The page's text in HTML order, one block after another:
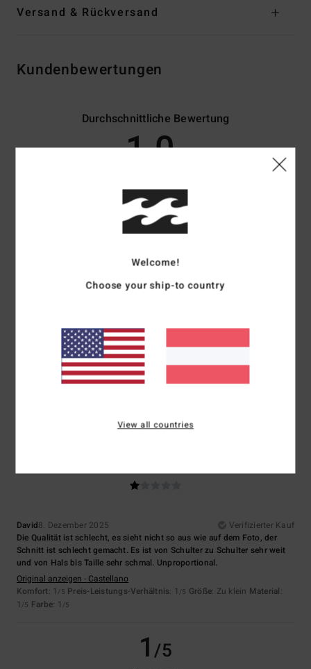
Versand & Rückversand
Kundenbewertungen
Durchschnittliche Bewertung
1.0
2 verifizierten Bewertungen
0% unserer Kunden empfehlen dieses Produkt
Zu klein Zu groß
Farbe
David8. Dezember 2025
Verifizierter Kauf
Die Qualität ist schlecht, es sieht nicht so aus wie auf dem Foto, der
Schnitt ist schlecht gemacht. Es ist von Schulter zu Schulter sehr weit
und von Hals bis Taille sehr schmal. Unproportional.
Original anzeigen - Castellano
Komfort: 1 /5 Preis-Leistungs-Verhältnis: 1 /5 Größe: Zu klein Material:
1 /5 Farbe: 1 /5
1/5
Welcome!
Choose your ship-to country
View all countries